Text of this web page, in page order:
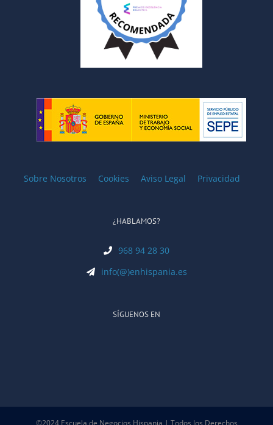
Sobre Nosotros Cookies Aviso Legal Privacidad
¿HABLAMOS?
968 94 28 30
info(@)enhispania.es
SÍGUENOS EN
©2024 Escuela de Negocios Hispania | Todos los Derechos